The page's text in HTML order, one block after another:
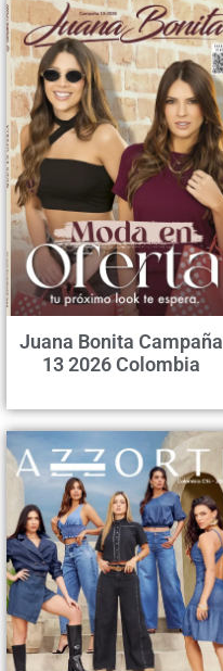
Juana Bonita Campaña
13 2026 Colombia